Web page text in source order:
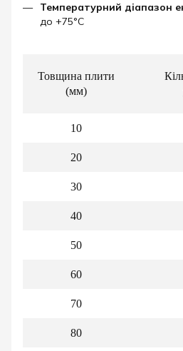
Температурний діапазон
до +75°C
Товщина плити
(мм)
10
20
30
40
50
60
70
80